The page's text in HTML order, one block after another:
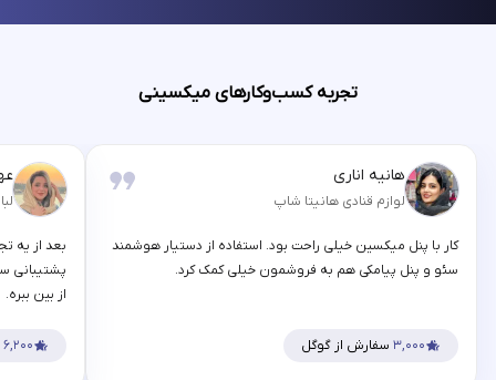
تجربه کسب‌وکارهای میکسینی
هانیه اناری
لوازم قنادی هانیتا شاپ
کار با پنل میکسین خیلی راحت بود. استفاده از دستیار هوشمند
سئو و پنل پیامکی هم به فروشمون خیلی کمک کرد.
۳,۰۰۰ سفارش از گوگل
بعد از یه
پشتیبانی
از بین ببره.
۶,۲۰۰